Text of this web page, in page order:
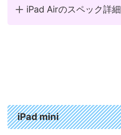
Keyboardも同時に発表され、ユ
ーザーエクスペリエンスの向上が
iPad Airのスペック詳
iPad mini